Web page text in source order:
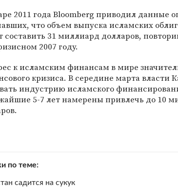
2011 года Bloomberg приводил данные
что объем выпуска исламских
составить 31 миллиард долларов,
2007 году.
к исламским финансам в мире
кризиса. В середине марта власти
индустрию исламского
5-7 лет намерены привлечь до 10
по теме
садится на сукук